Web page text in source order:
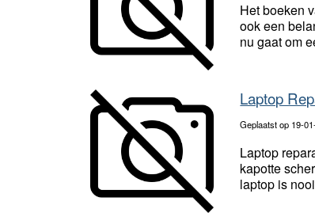
Het boeken
ook een
nu gaat om
Laptop
Geplaatst op 19-
Laptop
kapotte
laptop is